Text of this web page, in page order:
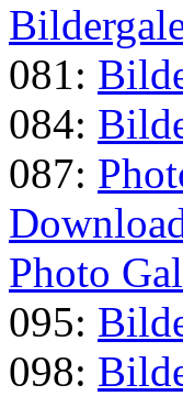
081:
084:
087:
Photo
095:
098: